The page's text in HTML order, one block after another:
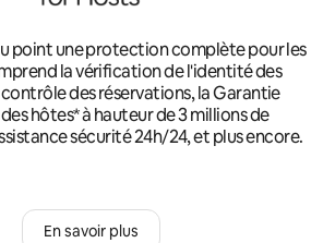
point une protection complète pour les
la vérification de l'identité des
des réservations, la Garantie
hôtes* à hauteur de 3 millions de
sécurité 24h/24, et plus encore.
En savoir plus